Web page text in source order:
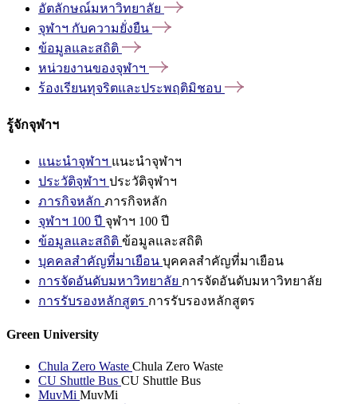
อัตลักษณ์มหาวิทยาลัย
จุฬาฯ กับความยั่งยืน
ข้อมูลและสถิติ
หน่วยงานของจุฬาฯ
ร้องเรียนทุจริตและประพฤติมิชอบ
รู้จักจุฬาฯ
แนะนำจุฬาฯ แนะนำจุฬาฯ
ประวัติจุฬาฯ ประวัติจุฬาฯ
ภารกิจหลัก ภารกิจหลัก
จุฬาฯ 100 ปี จุฬาฯ 100 ปี
ข้อมูลและสถิติ ข้อมูลและสถิติ
บุคคลสำคัญที่มาเยือน บุคคลสำคัญที่มาเยือน
การจัดอันดับมหาวิทยาลัย การจัดอันดับมหาวิทยาลัย
การรับรองหลักสูตร การรับรองหลักสูตร
Green University
Chula Zero Waste Chula Zero Waste
CU Shuttle Bus CU Shuttle Bus
MuvMi MuvMi